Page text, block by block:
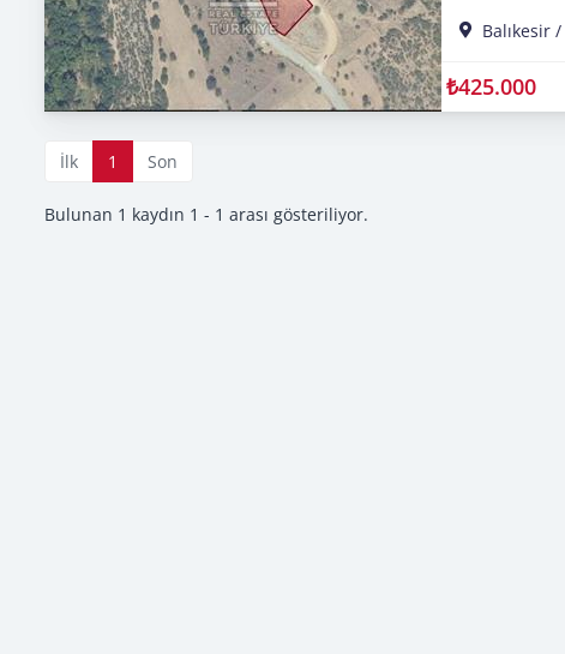
Balıkesir/
₺425.000
İlk 1 Son
Bulunan 1 kaydın 1 - 1 arası gösteriliyor.